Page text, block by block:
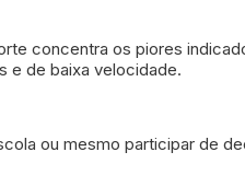
concentra os piores
e de baixa velocidade.
ou mesmo participar de